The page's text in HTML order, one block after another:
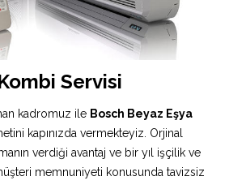
Servisi
kadromuz ile Bosch Beyaz Eşya
kapınızda vermekteyiz. Orjinal
verdiği avantaj ve bir yıl işçilik ve
memnuniyeti konusunda tavizsiz